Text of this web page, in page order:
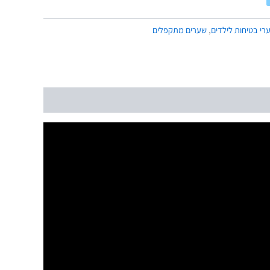
בטיחות לילדים, שערים מתקפלים